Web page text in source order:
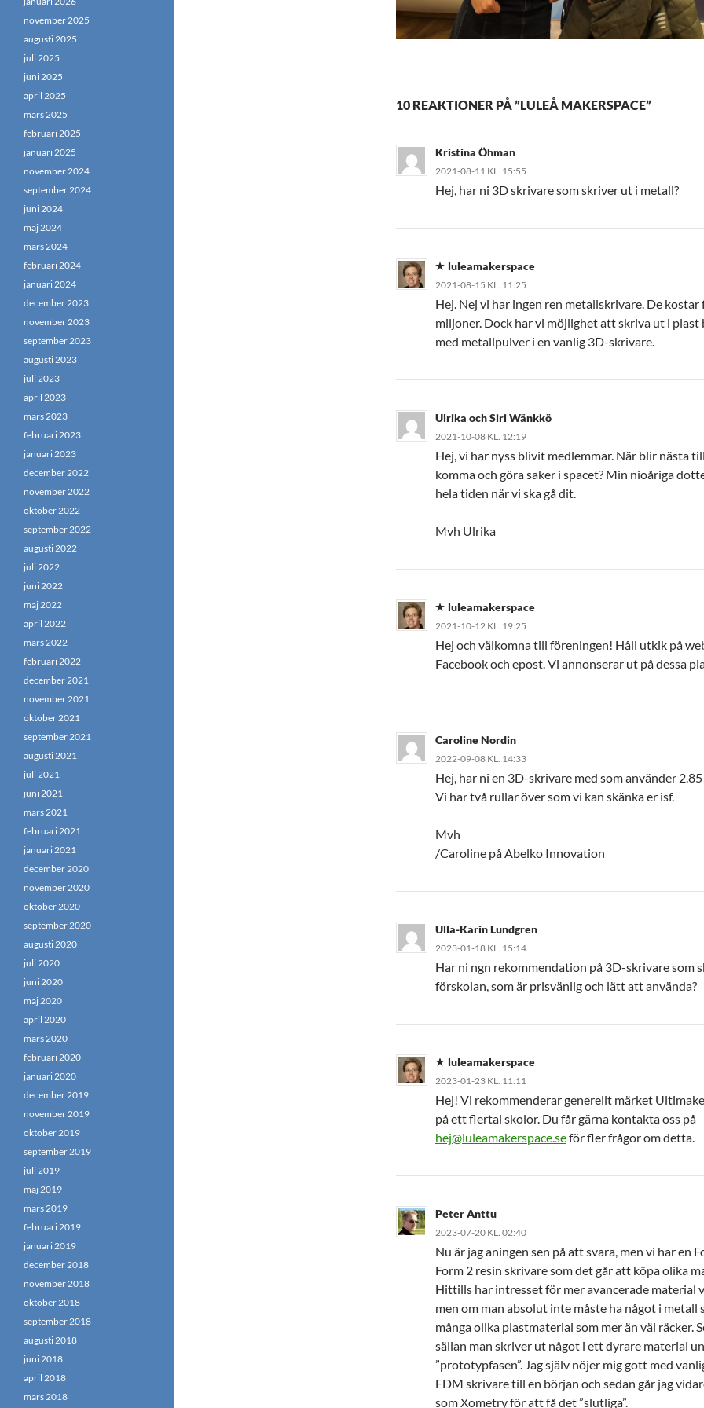
10 REAKTIONER PÅ ”LULEÅ MAKERSPACE”
Kristina Öhman
2021-08-11 KL. 15:55
Hej, har ni 3D skrivare som skriver ut i metall?
luleamakerspace
2021-08-15 KL. 11:25
Hej. Nej vi har ingen ren metallskrivare. De kostar
miljoner. Dock har vi möjlighet att skriva ut i plast
med metallpulver i en vanlig 3D-skrivare.
Ulrika och Siri Wänkkö
2021-10-08 KL. 12:19
Hej, vi har nyss blivit medlemmar. När blir nästa
komma och göra saker i spacet? Min nioåriga
hela tiden när vi ska gå dit.
Mvh Ulrika
luleamakerspace
2021-10-12 KL. 19:25
Hej och välkomna till föreningen! Håll utkik på
Facebook och epost. Vi annonserar ut på dessa
Caroline Nordin
2022-09-08 KL. 14:33
Hej, har ni en 3D-skrivare med som använder
Vi har två rullar över som vi kan skänka er isf.
Mvh
/Caroline på Abelko Innovation
Ulla-Karin Lundgren
2023-01-18 KL. 15:14
Har ni ngn rekommendation på 3D-skrivare som
förskolan, som är prisvänlig och lätt att använda?
luleamakerspace
2023-01-23 KL. 11:11
Hej! Vi rekommenderar generellt märket
på ett flertal skolor. Du får gärna kontakta oss på
hej@luleamakerspace.seför fler frågor om detta.
Peter Anttu
2023-07-20 KL. 02:40
Nu är jag aningen sen på att svara, men vi har en
Form 2 resin skrivare som det går att köpa olika
Hittills har intresset för mer avancerade material
men om man absolut inte måste ha något i metall
många olika plastmaterial som mer än väl räcker.
sällan man skriver ut något i ett dyrare material
”prototypfasen”. Jag själv nöjer mig gott med
FDM skrivare till en början och sedan går jag
som Xometry för att få det ”slutliga”.
november 2025
augusti 2025
juli 2025
juni 2025
april 2025
mars 2025
februari 2025
januari 2025
november 2024
september 2024
juni 2024
maj 2024
mars 2024
februari 2024
januari 2024
december 2023
november 2023
september 2023
augusti 2023
juli 2023
april 2023
mars 2023
februari 2023
januari 2023
december 2022
november 2022
oktober 2022
september 2022
augusti 2022
juli 2022
juni 2022
maj 2022
april 2022
mars 2022
februari 2022
december 2021
november 2021
oktober 2021
september 2021
augusti 2021
juli 2021
juni 2021
mars 2021
februari 2021
januari 2021
december 2020
november 2020
oktober 2020
september 2020
augusti 2020
juli 2020
juni 2020
maj 2020
april 2020
mars 2020
februari 2020
januari 2020
december 2019
november 2019
oktober 2019
september 2019
juli 2019
maj 2019
mars 2019
februari 2019
januari 2019
december 2018
november 2018
oktober 2018
september 2018
augusti 2018
juni 2018
april 2018
mars 2018